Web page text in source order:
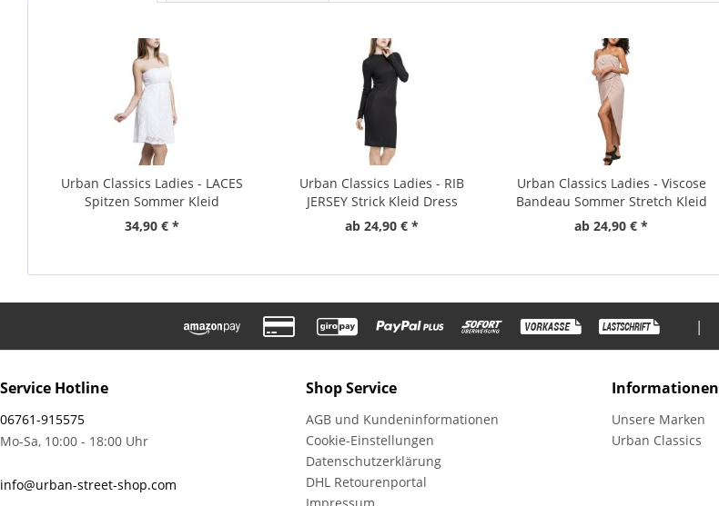
Urban Classics Ladies - LACES
Spitzen Sommer Kleid
34,90 € *
Urban Classics Ladies - RIB
JERSEY Strick Kleid Dress
ab 24,90 € *
Urban Classics Ladies - Viscose
Bandeau Sommer Stretch Kleid
ab 24,90 € *
|
Service Hotline
06761-915575
Mo-Sa, 10:00 - 18:00 Uhr
info@urban-street-shop.com
Shop Service
AGB und Kundeninformationen
Cookie-Einstellungen
Datenschutzerklärung
DHL Retourenportal
Informationen
Unsere Marken
Urban Classics